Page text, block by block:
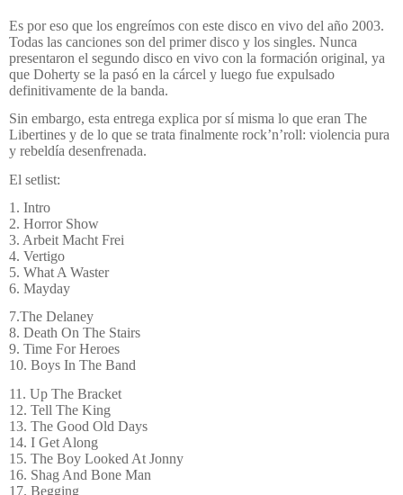
Es por eso que los engreímos con este disco en vivo del año 2003.
Todas las canciones son del primer disco y los singles. Nunca
presentaron el segundo disco en vivo con la formación original, ya
que Doherty se la pasó en la cárcel y luego fue expulsado
definitivamente de la banda.
Sin embargo, esta entrega explica por sí misma lo que eran The
Libertines y de lo que se trata finalmente rock’n’roll: violencia pura
y rebeldía desenfrenada.
El setlist:
1. Intro
2. Horror Show
3. Arbeit Macht Frei
4. Vertigo
5. What A Waster
6. Mayday
7.The Delaney
8. Death On The Stairs
9. Time For Heroes
10. Boys In The Band
11. Up The Bracket
12. Tell The King
13. The Good Old Days
14. I Get Along
15. The Boy Looked At Jonny
16. Shag And Bone Man
17. Begging